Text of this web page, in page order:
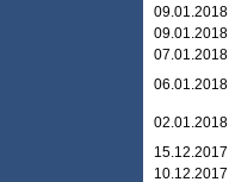
09.01.2018
09.01.2018
07.01.2018
06.01.2018
02.01.2018
15.12.2017
10.12.2017